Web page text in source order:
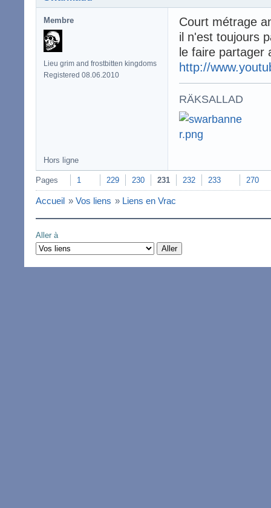
Membre
Lieu grim and frostbitten kingdoms
Registered 08.06.2010
Court métrage
il n'est toujours
le faire partager
http://
RÄKSALLAD
Hors ligne
Pages 1 229 230 231 232 233 270
Accueil » Vos liens » Liens en Vrac
Aller à